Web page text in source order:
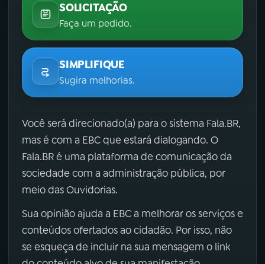
SOLICITAÇÃO
Faça um pedido.
SIMPLIFIQUE
Sugira melhorias.
Você será direcionado(a) para o sistema Fala.BR,
mas é com a EBC que estará dialogando. O
Fala.BR é uma plataforma de comunicação da
sociedade com a administração pública, por
meio das Ouvidorias.
Sua opinião ajuda a EBC a melhorar os serviços e
conteúdos ofertados ao cidadão. Por isso, não
se esqueça de incluir na sua mensagem o link